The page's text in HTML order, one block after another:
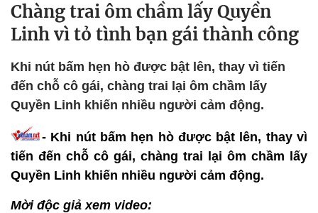
Chàng trai ôm chầm lấy Quyền
Linh vì tỏ tình bạn gái thành công
Khi nút bấm hẹn hò được bật lên, thay vì tiến
đến chỗ cô gái, chàng trai lại ôm chầm lấy
Quyền Linh khiến nhiều người cảm động.
- Khi nút bấm hẹn hò được bật lên, thay vì
tiến đến chỗ cô gái, chàng trai lại ôm chầm lấy
Quyền Linh khiến nhiều người cảm động.
Mời độc giả xem video: